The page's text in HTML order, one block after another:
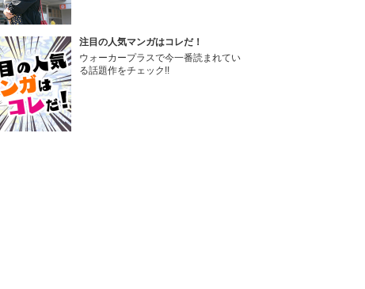
注目の人気マンガはコレだ！
ウォーカープラスで今一番読まれてい
る話題作をチェック!!